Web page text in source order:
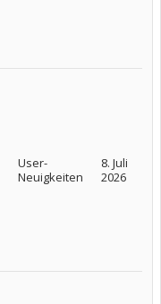
User-
Neuigkeiten
8. Juli
2026